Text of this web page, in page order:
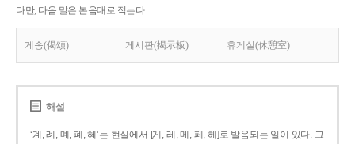
다만, 다음 말은 본음대로 적는다.
게송(偈頌) 게시판(揭示板) 휴게실(休憩室)
해설
‘계, 례, 몌, 폐, 혜’는 현실에서 [게, 레, 메, 페, 헤]로 발음되는 일이 있다. 그